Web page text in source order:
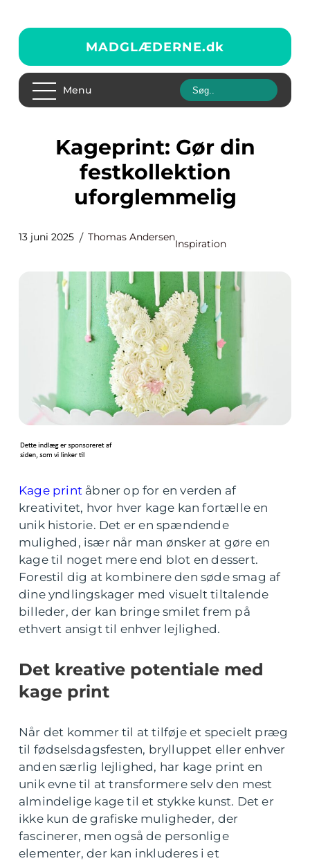
MADGLÆDERNE.dk
Menu
Kageprint: Gør din
festkollektion
uforglemmelig
13 juni 2025 Thomas Andersen
Inspiration
Kage print åbner op for en verden af
kreativitet, hvor hver kage kan fortælle en
unik historie. Det er en spændende
mulighed, især når man ønsker at gøre en
kage til noget mere end blot en dessert.
Forestil dig at kombinere den søde smag af
dine yndlingskager med visuelt tiltalende
billeder, der kan bringe smilet frem på
ethvert ansigt til enhver lejlighed.
Det kreative potentiale med
kage print
Når det kommer til at tilføje et specielt præg
til fødselsdagsfesten, brylluppet eller enhver
anden særlig lejlighed, har kage print en
unik evne til at transformere selv den mest
almindelige kage til et stykke kunst. Det er
ikke kun de grafiske muligheder, der
fascinerer, men også de personlige
elementer, der kan inkluderes i et